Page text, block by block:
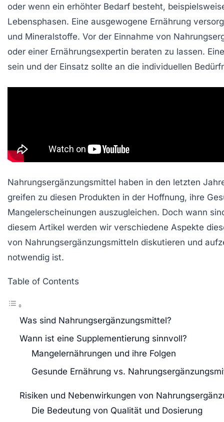
oder wenn ein erhöhter Bedarf besteht,
Lebensphasen. Eine ausgewogene Ernährung
und Mineralstoffe. Vor der Einnahme von
oder einer Ernährungsexpertin beraten zu lassen.
sein und der Einsatz sollte an die individuellen
Nahrungsergänzungsmittel haben in den letzten
greifen zu diesen Produkten in der Hoffnung, ihre
Mangelerscheinungen auszugleichen. Doch wann
diesem Artikel werden wir verschiedene Aspekte
von Nahrungsergänzungsmitteln diskutieren und
notwendig ist.
Table of Contents
Was sind Nahrungsergänzungsmittel?
Wann ist eine Supplementierung sinnvoll?
Mangelernährungen und ihre Folgen
Gesunde Ernährung vs.
Risiken und Nebenwirkungen von
Die Bedeutung von Qualität und Dosierung